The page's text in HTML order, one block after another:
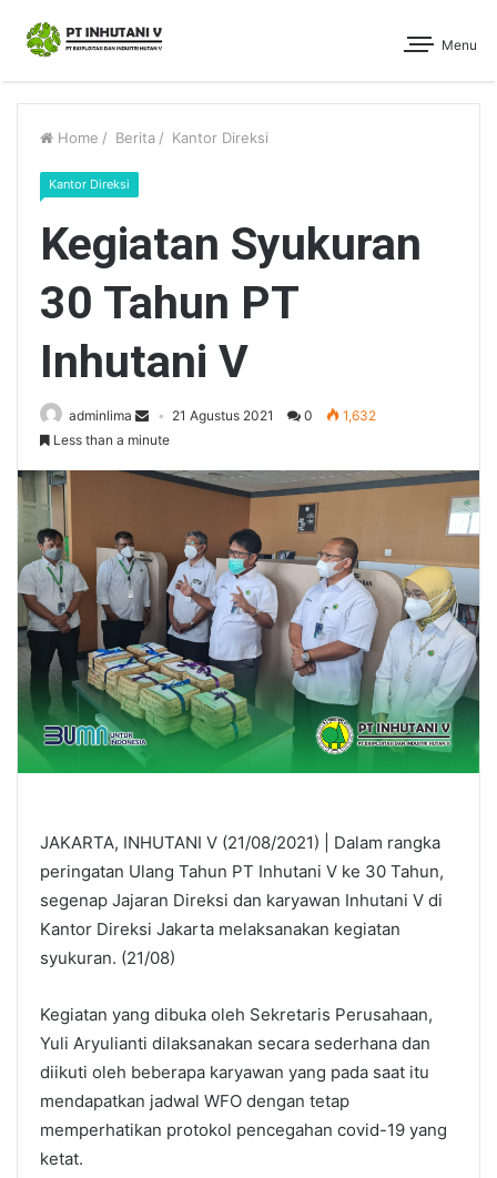
Menu
Home / Berita / Kantor Direksi
Kantor Direksi
Kegiatan Syukuran
30 Tahun PT
Inhutani V
adminlima 21 Agustus 2021 0
1,632
Less than a minute
JAKARTA, INHUTANI V (21/08/2021) | Dalam rangka
peringatan Ulang Tahun PT Inhutani V ke 30 Tahun,
segenap Jajaran Direksi dan karyawan Inhutani V di
Kantor Direksi Jakarta melaksanakan kegiatan
syukuran. (21/08)
Kegiatan yang dibuka oleh Sekretaris Perusahaan,
Yuli Aryulianti dilaksanakan secara sederhana dan
diikuti oleh beberapa karyawan yang pada saat itu
mendapatkan jadwal WFO dengan tetap
memperhatikan protokol pencegahan covid-19 yang
ketat.